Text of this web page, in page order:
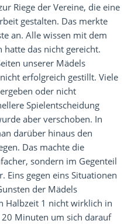
Riege der Vereine, die eine
gestalten. Das merkte
an. Alle wissen mit dem
hatte das nicht gereicht.
unserer Mädels
erfolgreich gestillt. Viele
oder nicht
Spielentscheidung
aber verschoben. In
darüber hinaus den
Das machte die
sondern im Gegenteil
Eins gegen eins Situationen
der Mädels
Halbzeit 1 nicht wirklich in
Minuten um sich darauf